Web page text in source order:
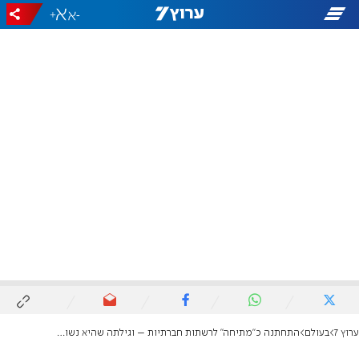
-
+
ערוץ 7 בעולם התחתנה כ"מתיחה" לרשתות חברתיות – וגילתה שהיא נשואה